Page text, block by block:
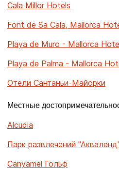
Cala Millor Hotels
Font de Sa Cala, Mallorca
Playa de Muro - Mallorca
Playa de Palma - Mallorca
Отели Сантаньи-Майорки
Местные
Alcudia
Парк развлечений
Canyamel Гольф